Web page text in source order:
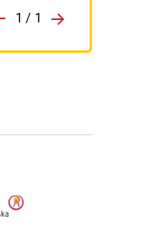
1 / 1
Przejdź do